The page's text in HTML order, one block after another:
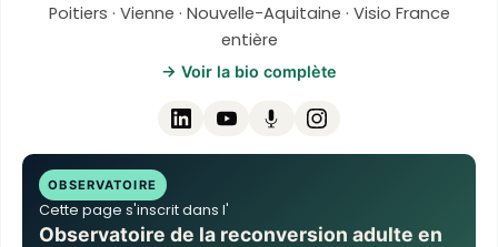
Poitiers · Vienne · Nouvelle-Aquitaine · Visio France
entière
→ Voir la bio complète
OBSERVATOIRE
Cette page s'inscrit dans l'
Observatoire de la reconversion adulte en